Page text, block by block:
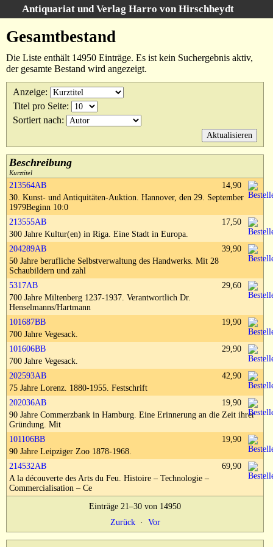
Antiquariat und Verlag Harro von Hirschheydt
Unsere Bücher
Suche
Gebiete
Gesamtbestand
Warenkorb
Kataloge
Über uns
AGB
Widerruf
Datenschutz
Versand&Zahlung
Impressum
Gesamtbestand
Die Liste enthält 14950 Einträge. Es ist kein Suchergebnis aktiv,
der gesamte Bestand wird angezeigt.
Anzeige:
Titel pro Seite:
Sortiert nach:
Beschreibung
Kurztitel
213564AB
30. Kunst- und Antiquitäten-Auktion. Hannover, den 29. September
1979Beginn 10:0
14,90
213555AB
300 Jahre Kultur(en) in Riga. Eine Stadt in Europa.
17,50
204289AB
50 Jahre berufliche Selbstverwaltung des Handwerks. Mit 28
Schaubildern und zahl
39,90
5317AB
700 Jahre Miltenberg 1237-1937. Verantwortlich Dr.
Henselmanns/Hartmann
29,60
101687BB
700 Jahre Vegesack.
19,90
101606BB
700 Jahre Vegesack.
29,90
202593AB
75 Jahre Lorenz. 1880-1955. Festschrift
42,90
202036AB
90 Jahre Commerzbank in Hamburg. Eine Erinnerung an die Zeit ihrer
Gründung. Mit
19,90
101106BB
90 Jahre Leipziger Zoo 1878-1968.
19,90
214532AB
A la découverte des Arts du Feu. Histoire – Technologie –
Commercialisation – Ce
69,90
Einträge 21–30 von 14950
Zurück
· Vor